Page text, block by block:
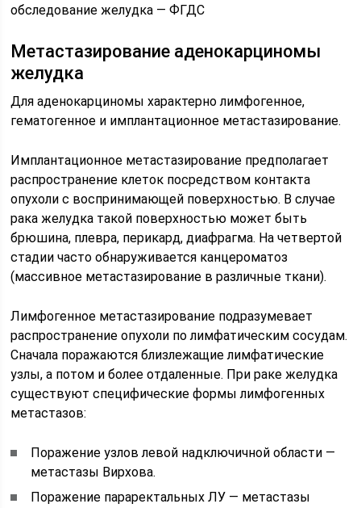
обследование желудка — ФГДС
Метастазирование аденокарциномы
желудка
Для аденокарциномы характерно лимфогенное,
гематогенное и имплантационное метастазирование.
Имплантационное метастазирование предполагает
распространение клеток посредством контакта
опухоли с воспринимающей поверхностью. В случае
рака желудка такой поверхностью может быть
брюшина, плевра, перикард, диафрагма. На четвертой
стадии часто обнаруживается канцероматоз
(массивное метастазирование в различные ткани).
Лимфогенное метастазирование подразумевает
распространение опухоли по лимфатическим сосудам.
Сначала поражаются близлежащие лимфатические
узлы, а потом и более отдаленные. При раке желудка
существуют специфические формы лимфогенных
метастазов:
Поражение узлов левой надключичной области —
метастазы Вирхова.
Поражение параректальных ЛУ — метастазы